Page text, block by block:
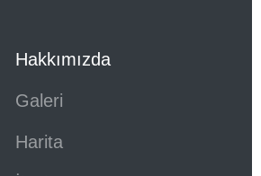
Hakkımızda
Galeri
Harita